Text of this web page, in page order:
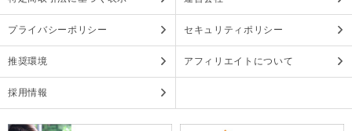
プライバシーポリシー セキュリティポリシー
推奨環境 アフィリエイトについて
採用情報